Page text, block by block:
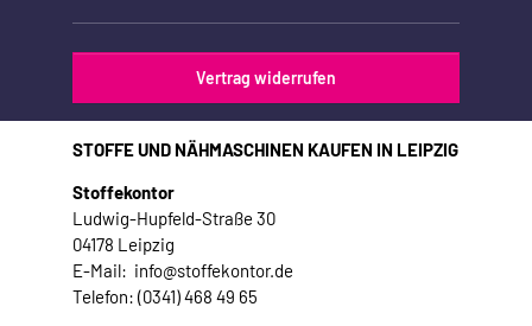
Vertrag widerrufen
STOFFE UND NÄHMASCHINEN KAUFEN IN LEIPZIG
Stoffekontor
Ludwig-Hupfeld-Straße 30
04178 Leipzig
E-Mail: info@stoffekontor.de
Telefon: (0341) 468 49 65